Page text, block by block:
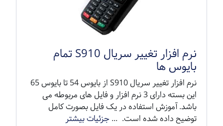
نرم افزار تغییر سریال S910 تمام
بایوس ها
این بسته دارای 3 نرم افزار و فایل های مربوطه می
باشد. آموزش استفاده در یک فایل بصورت کامل
توضیح داده شده است. ...جزئیات بیشتر